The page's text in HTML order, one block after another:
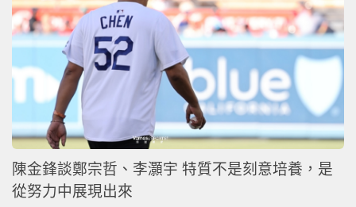
陳金鋒談鄭宗哲、李灝宇 特質不是刻意培養，是
從努力中展現出來